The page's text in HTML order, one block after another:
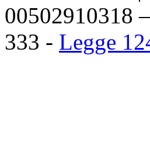
00502910318
333 - Legge